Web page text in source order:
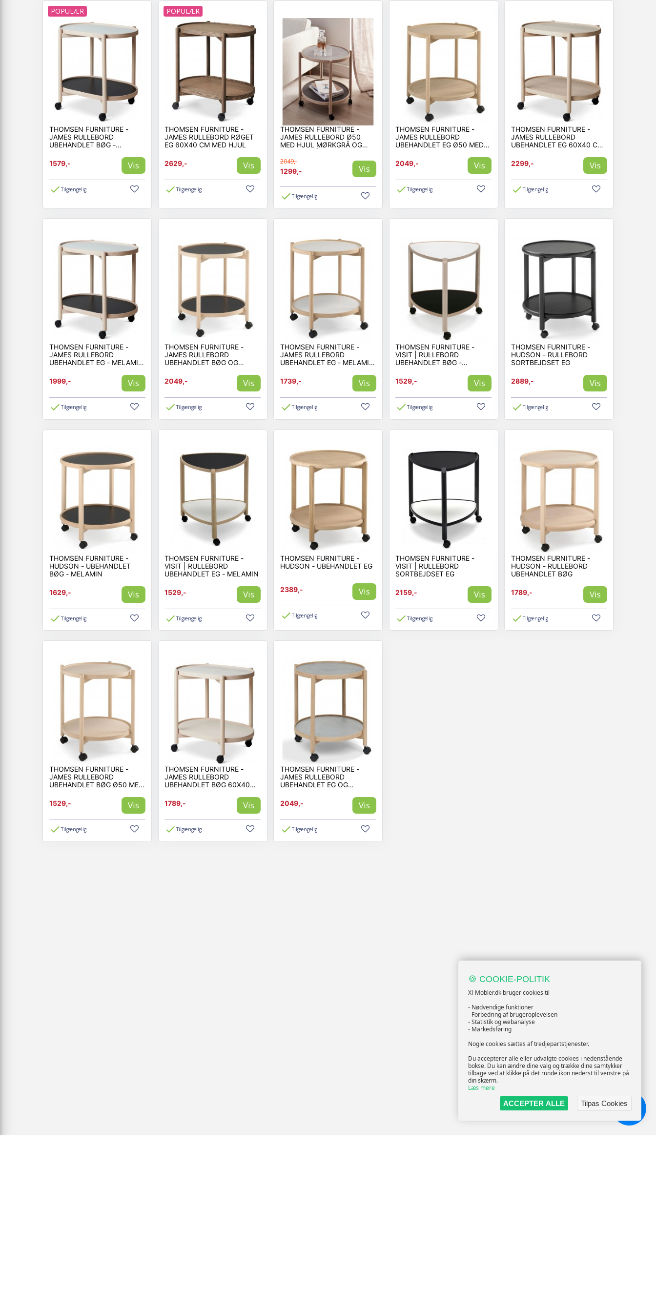
POPULÆR
THOMSEN FURNITURE -
JAMES RULLEBORD
UBEHANDLET BØG -
HJUL
1579,- Vis
Tilgængelig
POPULÆR
THOMSEN FURNITURE -
JAMES RULLEBORD RØGET
EG 60X40 CM MED HJUL
2629,- Vis
Tilgængelig
THOMSEN FURNITURE -
JAMES RULLEBORD Ø50
MED HJUL MØRKGRÅ OG
2049,-
1299,-
Vis
Tilgængelig
THOMSEN FURNITURE -
JAMES RULLEBORD
UBEHANDLET EG Ø50 MED
2049,-
Vis
Tilgængelig
THOMSEN FURNITURE -
JAMES RULLEBORD
UBEHANDLET EG 60X40 CM
2299,-
Vis
Tilgængelig
THOMSEN FURNITURE -
JAMES RULLEBORD
UBEHANDLET EG - MELAMIN
1999,-
Vis
Tilgængelig
THOMSEN FURNITURE -
JAMES RULLEBORD
UBEHANDLET BØG OG
2049,-
Vis
Tilgængelig
THOMSEN FURNITURE -
JAMES RULLEBORD
UBEHANDLET EG - MELAMIN
1739,-
Vis
Tilgængelig
THOMSEN FURNITURE -
VISIT | RULLEBORD
UBEHANDLET BØG -
1529,-
Vis
Tilgængelig
THOMSEN FURNITURE -
HUDSON - RULLEBORD
SORTBEJDSET EG
2889,- Vis
Tilgængelig
THOMSEN FURNITURE -
HUDSON - UBEHANDLET
BØG - MELAMIN
1629,- Vis
Tilgængelig
THOMSEN FURNITURE -
VISIT | RULLEBORD
UBEHANDLET EG - MELAMIN
1529,- Vis
Tilgængelig
THOMSEN FURNITURE -
HUDSON - UBEHANDLET EG
2389,- Vis
Tilgængelig
THOMSEN FURNITURE -
VISIT | RULLEBORD
SORTBEJDSET EG
2159,- Vis
Tilgængelig
THOMSEN FURNITURE -
HUDSON - RULLEBORD
UBEHANDLET BØG
1789,- Vis
Tilgængelig
THOMSEN FURNITURE -
JAMES RULLEBORD
UBEHANDLET BØG Ø50 MED
1529,-
Vis
Tilgængelig
THOMSEN FURNITURE -
JAMES RULLEBORD
UBEHANDLET BØG 60X40
1789,-
Vis
Tilgængelig
THOMSEN FURNITURE -
JAMES RULLEBORD
UBEHANDLET EG OG
2049,-
Vis
Tilgængelig
🍪 COOKIE-POLITIK
Xl-Mobler.dk bruger cookies til
- Nødvendige funktioner
- Forbedring af brugeroplevelsen
- Statistik og webanalyse
- Markedsføring
Nogle cookies sættes af tredjepartstjenester.
Du accepterer alle eller udvalgte cookies i nedenstående
bokse. Du kan ændre dine valg og trække dine samtykker
tilbage ved at klikke på det runde ikon nederst til venstre på
din skærm.
Læs mere
ACCEPTER ALLE
Tilpas Cookies